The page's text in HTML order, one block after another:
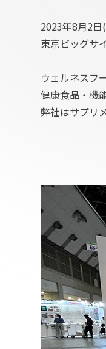
2023年8月2日
東京ビッグサ
ウェルネスフ
健康食品・機
弊社はサプリ